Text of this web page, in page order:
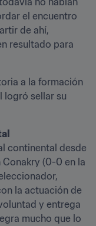
el encuentro
de ahí,
resultado para
a la formación
logró sellar su
continental desde
Conakry (0-0 en la
la actuación de
y entrega
mucho que lo